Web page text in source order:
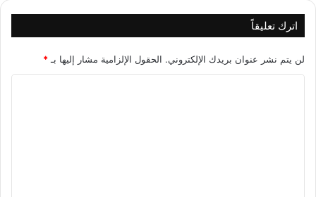
اترك تعليقاً
لن يتم نشر عنوان بريدك الإلكتروني. الحقول الإلزامية مشار إليها بـ *